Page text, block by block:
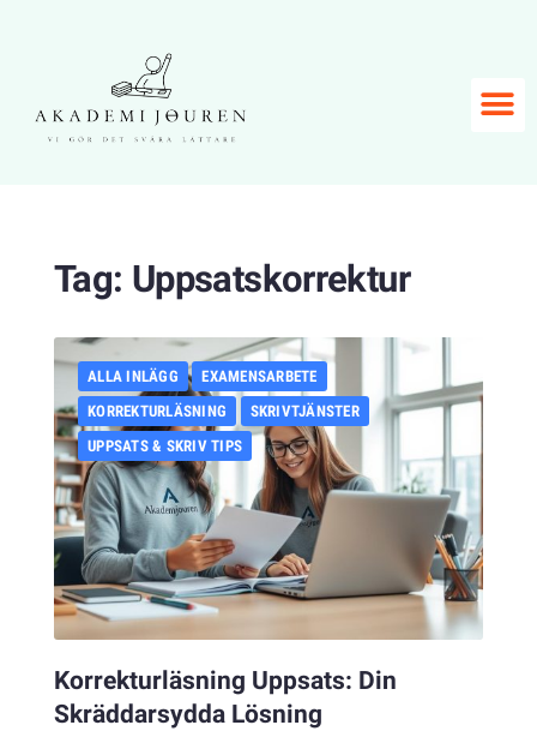
Tag: Uppsatskorrektur
ALLA INLÄGG
EXAMENSARBETE
KORREKTURLÄSNING
SKRIVTJÄNSTER
UPPSATS & SKRIV TIPS
Korrekturläsning Uppsats: Din
Skräddarsydda Lösning